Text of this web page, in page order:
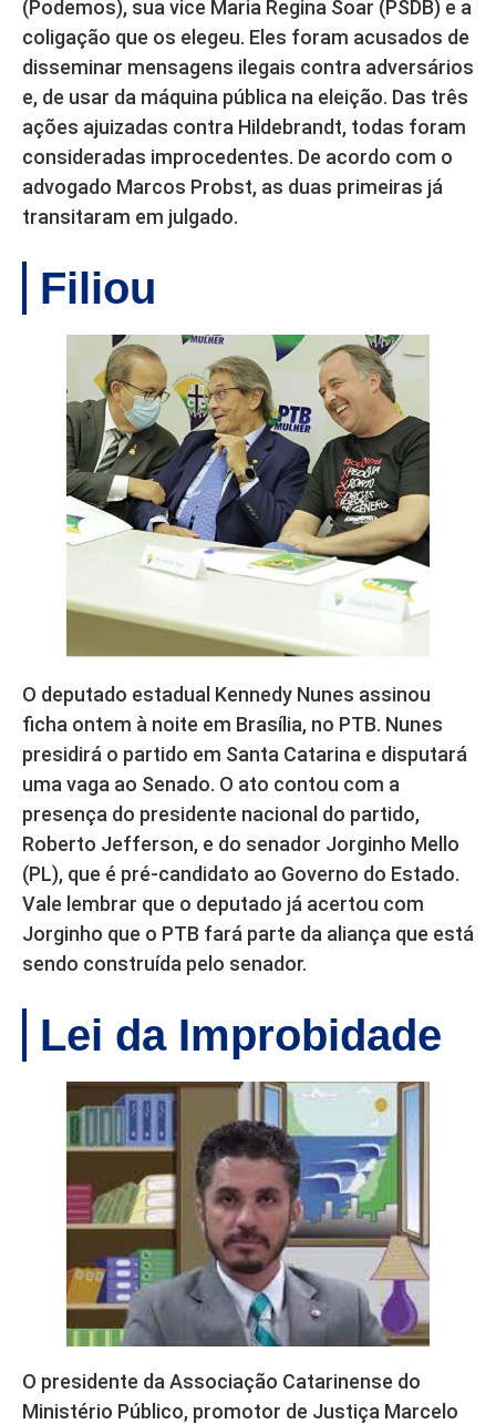
(Podemos), sua vice Maria Regina Soar (PSDB) e a
coligação que os elegeu. Eles foram acusados de
disseminar mensagens ilegais contra adversários
e, de usar da máquina pública na eleição. Das três
ações ajuizadas contra Hildebrandt, todas foram
consideradas improcedentes. De acordo com o
advogado Marcos Probst, as duas primeiras já
transitaram em julgado.
Filiou
O deputado estadual Kennedy Nunes assinou
ficha ontem à noite em Brasília, no PTB. Nunes
presidirá o partido em Santa Catarina e disputará
uma vaga ao Senado. O ato contou com a
presença do presidente nacional do partido,
Roberto Jefferson, e do senador Jorginho Mello
(PL), que é pré-candidato ao Governo do Estado.
Vale lembrar que o deputado já acertou com
Jorginho que o PTB fará parte da aliança que está
sendo construída pelo senador.
Lei da Improbidade
O presidente da Associação Catarinense do
Ministério Público, promotor de Justiça Marcelo